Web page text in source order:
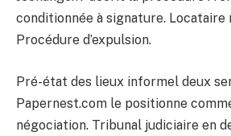
conditionnée à signature. Locataire
Procédure d’expulsion.
Pré-état des lieux informel deux
Papernest.com le positionne
négociation. Tribunal judiciaire en